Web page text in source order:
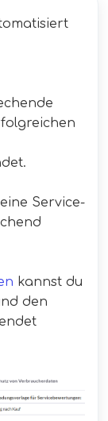
Service-
kannst du
den